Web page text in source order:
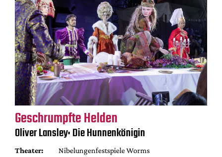
Geschrumpfte Helden
Oliver Lansley: Die Hunnenkönigin
Theater:
Nibelungenfestspiele Worms